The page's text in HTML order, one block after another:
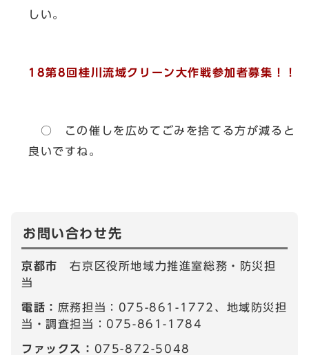
しい。
18第8回桂川流域クリーン大作戦参加者募集！！
○ この催しを広めてごみを捨てる方が減ると
良いですね。
お問い合わせ先
京都市右京区役所地域力推進室総務・防災担
当
電話： 庶務担当：075-861-1772、地域防災担
当・調査担当：075-861-1784
ファックス： 075-872-5048